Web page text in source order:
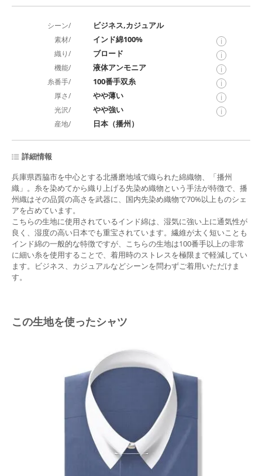
シーン/ ビジネス,カジュアル
素材/ インド綿100% i
織り/ ブロード i
機能/ 液体アンモニア i
糸番手/ 100番手双糸 i
厚さ/ やや薄い i
光沢/ やや強い i
産地/ 日本（播州）
詳細情報
兵庫県西脇市を中心とする北播磨地域で織られた綿織物、「播州
織」。糸を染めてから織り上げる先染め織物という手法が特徴で、播
州織はその品質の高さを武器に、国内先染め織物で70%以上ものシェ
アを占めています。
こちらの生地に使用されているインド綿は、湿気に強い上に通気性が
良く、湿度の高い日本でも重宝されています。繊維が太く短いことも
インド綿の一般的な特徴ですが、こちらの生地は100番手以上の非常
に細い糸を使用することで、着用時のストレスを極限まで軽減してい
ます。ビジネス、カジュアルなどシーンを問わずご着用いただけま
す。
この生地を使ったシャツ